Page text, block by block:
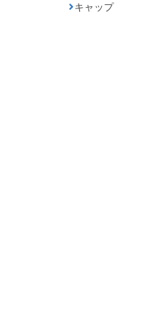
キャップ